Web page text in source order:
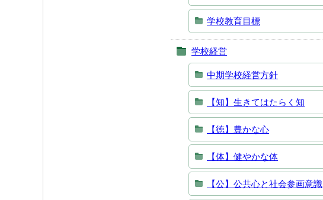
学校教育目標
学校経営
中期学校経営方針
【知】生きてはたらく知
【徳】豊かな心
【体】健やかな体
【公】公共心と社会参画意識